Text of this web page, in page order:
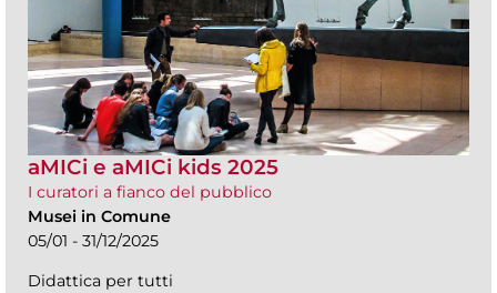
aMICi e aMICi kids 2025
I curatori a fianco del pubblico
Musei in Comune
05/01 - 31/12/2025
Didattica per tutti